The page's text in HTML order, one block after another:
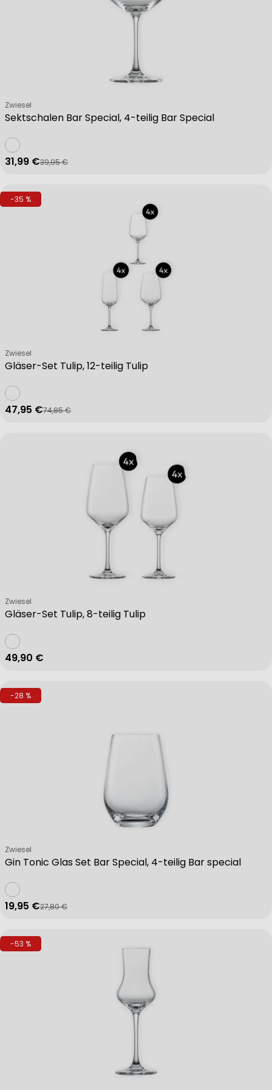
Functional
Advertising
Sektschalen Bar Special, 4-teilig Bar Special
Verkäufer:
Zwiesel
Verkaufspreis
31,99 €
Regulärer Preis
39,95 €
-35 %
Gläser-Set Tulip, 12-teilig Tulip
Verkäufer:
Zwiesel
Verkaufspreis
47,95 €
Regulärer Preis
74,85 €
Gläser-Set Tulip, 8-teilig Tulip
Verkäufer:
Zwiesel
Regulärer Preis
49,90 €
-28 %
Gin Tonic Glas Set Bar Special, 4-teilig Bar special
Verkäufer:
Zwiesel
Verkaufspreis
19,95 €
Regulärer Preis
27,80 €
-53 %